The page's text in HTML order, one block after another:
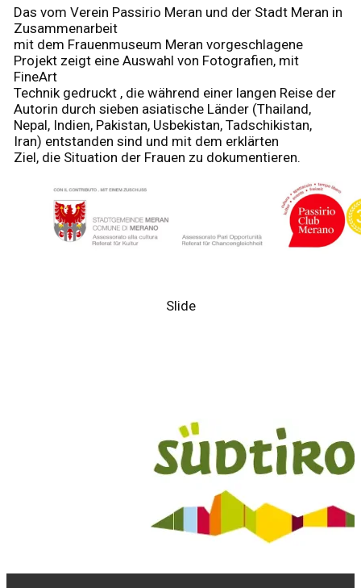
Das vom Verein Passirio Meran und der Stadt Meran in
Zusammenarbeit
mit dem Frauenmuseum Meran vorgeschlagene
Projekt zeigt eine Auswahl von Fotografien, mit
FineArt
Technik gedruckt , die während einer langen Reise der
Autorin durch sieben asiatische Länder (Thailand,
Nepal, Indien, Pakistan, Usbekistan, Tadschikistan,
Iran) entstanden sind und mit dem erklärten
Ziel, die Situation der Frauen zu dokumentieren.
Slide